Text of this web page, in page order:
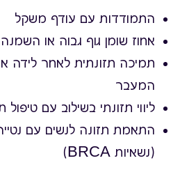
התמודדות עם עודף משקל
אחוז שומן גוף גבוה או
תמיכה תזונתית לאחר לידה
המעבר
ליווי תזונתי בשילוב עם טיפול
התאמת תזונה לנשים עם
(נשאיות BRCA)